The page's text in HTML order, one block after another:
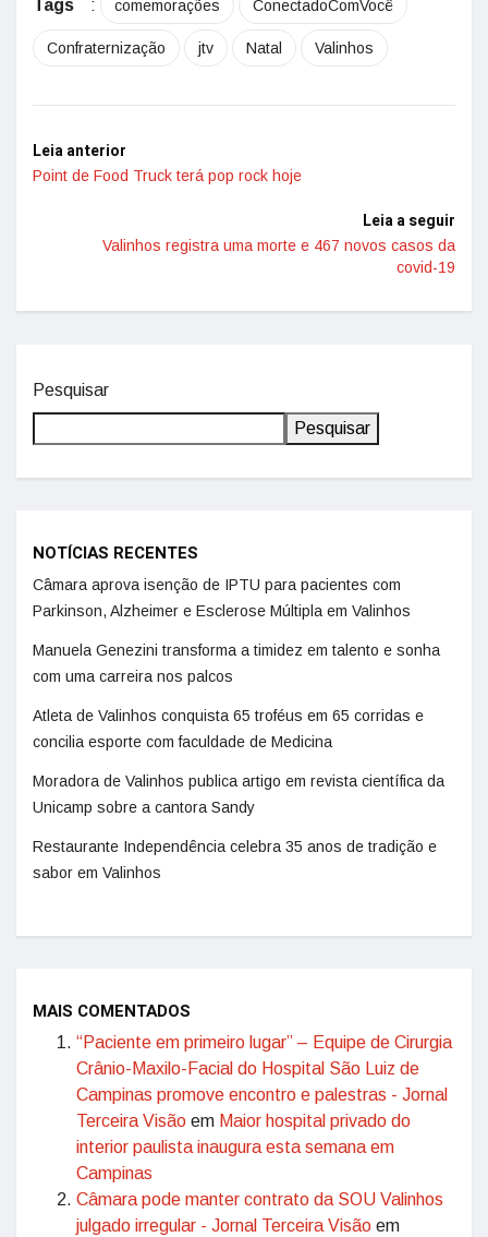
Tags : comemorações ConectadoComVocê
Confraternização jtv Natal Valinhos
Leia anterior
Point de Food Truck terá pop rock hoje
Leia a seguir
Valinhos registra uma morte e 467 novos casos da
covid-19
Pesquisar
Pesquisar
NOTÍCIAS RECENTES
Câmara aprova isenção de IPTU para pacientes com
Parkinson, Alzheimer e Esclerose Múltipla em Valinhos
Manuela Genezini transforma a timidez em talento e sonha
com uma carreira nos palcos
Atleta de Valinhos conquista 65 troféus em 65 corridas e
concilia esporte com faculdade de Medicina
Moradora de Valinhos publica artigo em revista científica da
Unicamp sobre a cantora Sandy
Restaurante Independência celebra 35 anos de tradição e
sabor em Valinhos
MAIS COMENTADOS
“Paciente em primeiro lugar” – Equipe de Cirurgia
Crânio-Maxilo-Facial do Hospital São Luiz de
Campinas promove encontro e palestras - Jornal
Terceira Visão em Maior hospital privado do
interior paulista inaugura esta semana em
Campinas
Câmara pode manter contrato da SOU Valinhos
julgado irregular - Jornal Terceira Visão em